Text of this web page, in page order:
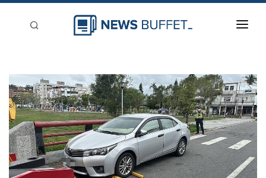
新聞稿分類
登入
刊登